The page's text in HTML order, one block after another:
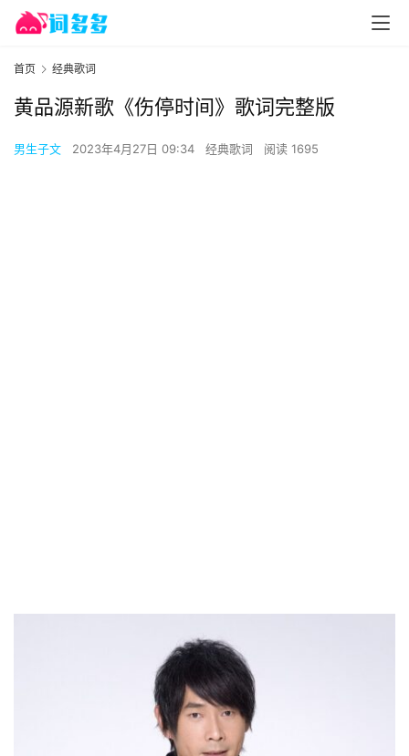
首页 经典歌词
黄品源新歌《伤停时间》歌词完整版
男生子文 2023年4月27日 09:34 经典歌词 阅读 1695